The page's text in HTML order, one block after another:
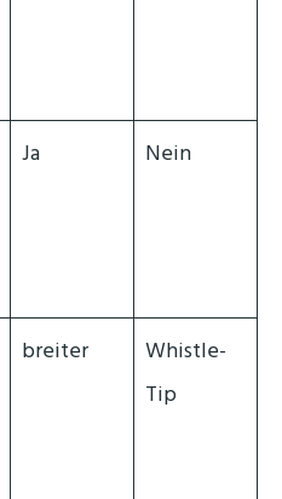
Ja Nein
breiter
Whistle-
Tip